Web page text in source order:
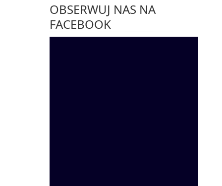
OBSERWUJ NAS NA
FACEBOOK